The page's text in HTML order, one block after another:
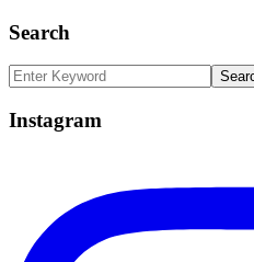
Search
Instagram